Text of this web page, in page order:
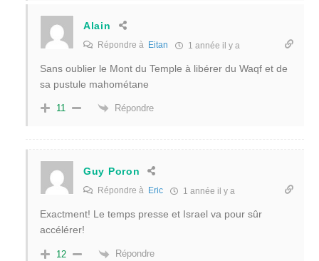
Alain
Répondre à Eitan 1 année il y a
Sans oublier le Mont du Temple à libérer du Waqf et de
sa pustule mahométane
11 Répondre
Guy Poron
Répondre à Eric 1 année il y a
Exactment! Le temps presse et Israel va pour sûr
accélérer!
12 Répondre